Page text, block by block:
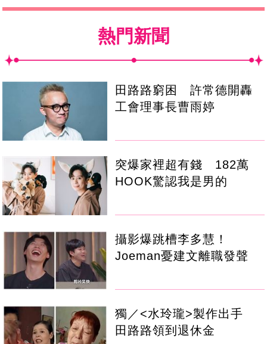
熱門新聞
田路路窮困 許常德開轟
工會理事長曹雨婷
突爆家裡超有錢 182萬
HOOK驚認我是男的
攝影爆跳槽李多慧！
Joeman憂建文離職發聲
獨／<水玲瓏>製作出手
田路路領到退休金